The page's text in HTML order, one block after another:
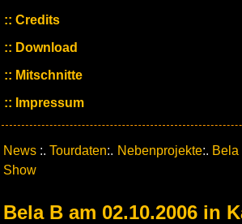
Credits
Download
Mitschnitte
Impressum
News :.Tourdaten:. Nebenprojekte:. Bela
Show
Bela B am 02.10.2006 in